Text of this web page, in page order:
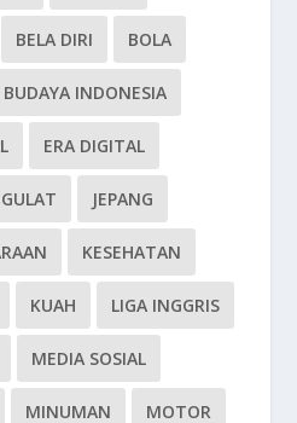
BELA DIRI BOLA
BUDAYA INDONESIA
ERA DIGITAL
GULAT JEPANG
KESEHATAN
KUAH LIGA INGGRIS
MEDIA SOSIAL
MINUMAN MOTOR